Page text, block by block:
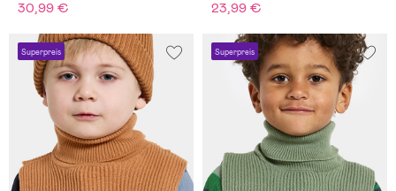
30,99 € 23,99 €
Superpreis Superpreis